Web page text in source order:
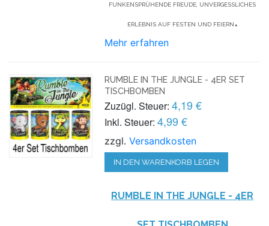
FUNKENSPRÜHENDE FREUDE, UNVERGESSLICHES
ERLEBNIS AUF FESTEN UND FEIERN .
Mehr erfahren
RUMBLE IN THE JUNGLE - 4ER SET
TISCHBOMBEN
Zuzügl. Steuer: 4,19 €
Inkl. Steuer: 4,99 €
zzgl.Versandkosten
IN DEN WARENKORB LEGEN
RUMBLE IN THE JUNGLE - 4ER